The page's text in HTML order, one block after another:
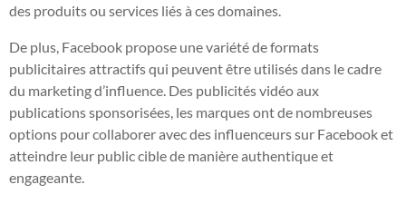
des produits ou services liés à ces domaines.
De plus, Facebook propose une variété de formats
publicitaires attractifs qui peuvent être utilisés dans le cadre
du marketing d’influence. Des publicités vidéo aux
publications sponsorisées, les marques ont de nombreuses
options pour collaborer avec des influenceurs sur Facebook et
atteindre leur public cible de manière authentique et
engageante.